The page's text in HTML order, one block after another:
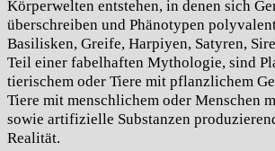
Körperwelten entstehen, in denen sich
überschreiben und Phänotypen
Basilisken, Greife, Harpiyen, Satyren,
Teil einer fabelhaften Mythologie, sind
tierischem oder Tiere mit pflanzlichem
Tiere mit menschlichem oder Menschen
sowie artifizielle Substanzen
Realität.